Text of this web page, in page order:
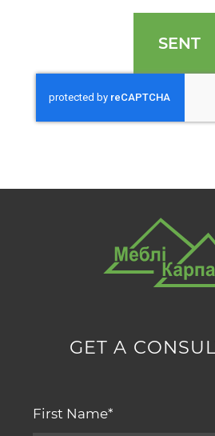
SENT
GET A
First Name